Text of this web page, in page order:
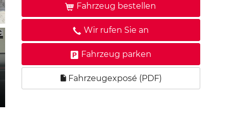
Fahrzeug bestellen
Wir rufen Sie an
Fahrzeug parken
Fahrzeugexposé (PDF)